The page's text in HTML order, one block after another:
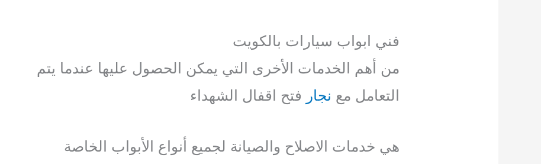
فني ابواب سيارات بالكويت
من أهم الخدمات الأخرى التي يمكن الحصول عليها عندما يتم
التعامل مع نجار فتح اقفال الشهداء
هي خدمات الاصلاح والصيانة لجميع أنواع الأبواب الخاصة